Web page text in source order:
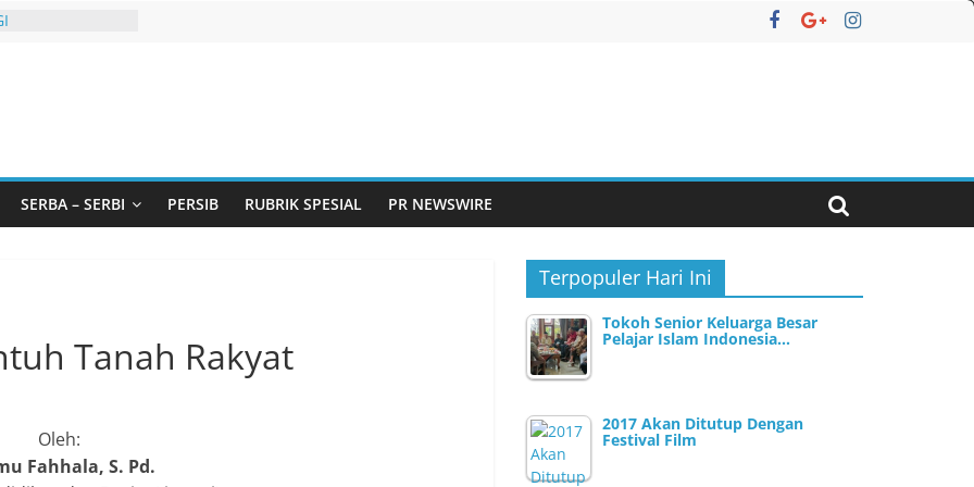
Pemurtadan
Anak
Lewat
2026
AKU ADA
SERBA – SERBI PERSIB RUBRIK SPESIAL PR NEWSWIRE
Tanah Rakyat
Oleh:
Fahhala, S. Pd.
Terpopuler Hari Ini
Tokoh Senior Keluarga Besar
Pelajar Islam Indonesia…
2017 Akan Ditutup Dengan
Festival Film